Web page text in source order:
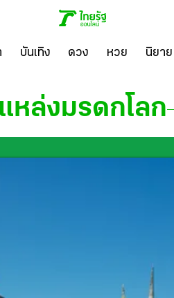
บันเทิง ดวง หวย นิยาย
แหล่งมรดกโลก